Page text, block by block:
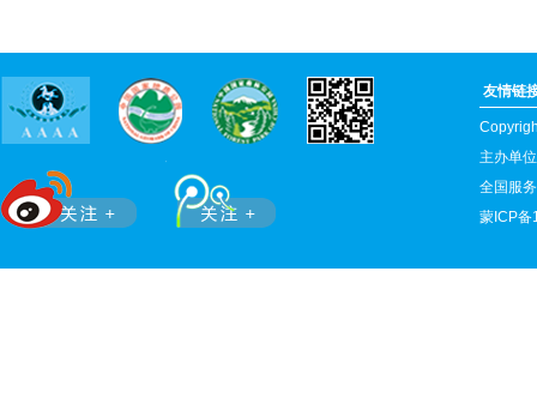
友情链
主办单
全国服
蒙ICP